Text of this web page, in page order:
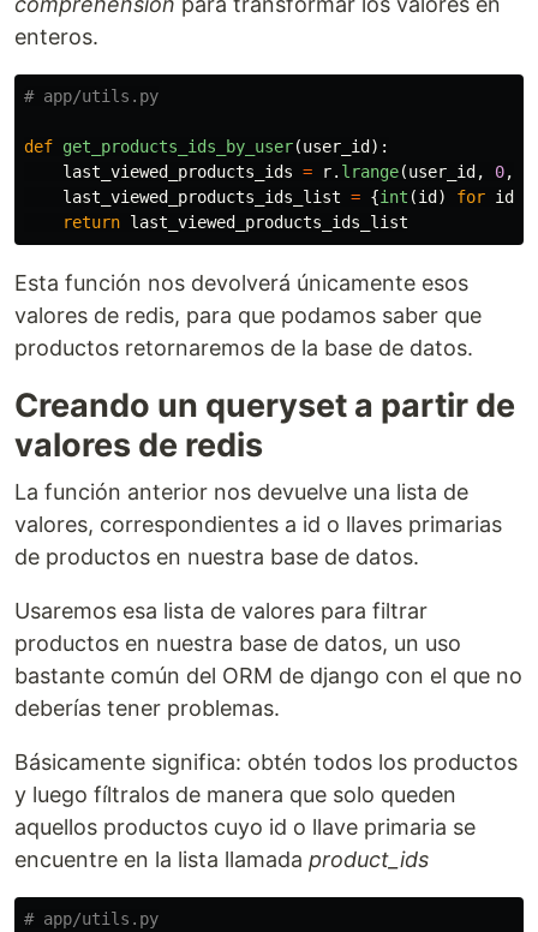
enteros.
def get_products_ids_by_user(user_id ):
last_viewed_products_ids = r. lrange(user_id , 0,
last_viewed_products_ids_list = {int (id ) for id
return last_viewed_products_ids_list
Esta función nos devolverá únicamente esos
valores de redis, para que podamos saber que
productos retornaremos de la base de datos.
Creando un queryset a partir de
valores de redis
La función anterior nos devuelve una lista de
valores, correspondientes a id o llaves primarias
de productos en nuestra base de datos.
Usaremos esa lista de valores para filtrar
productos en nuestra base de datos, un uso
bastante común del ORM de django con el que no
deberías tener problemas.
Básicamente significa: obtén todos los productos
y luego fíltralos de manera que solo queden
aquellos productos cuyo id o llave primaria se
encuentre en la lista llamada product_ids